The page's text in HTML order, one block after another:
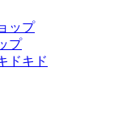
ップ
プ
ドキド